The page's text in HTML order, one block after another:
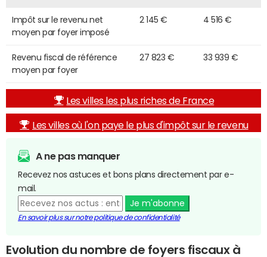
Impôt sur le revenu net
moyen par foyer imposé
2 145 € 4 516 €
Revenu fiscal de référence
moyen par foyer
27 823 € 33 939 €
Les villes les plus riches de France
Les villes où l'on paye le plus d'impôt sur le revenu
A ne pas manquer
Recevez nos astuces et bons plans directement par e-
mail.
Je m'abonne
En savoir plus sur notre politique de confidentialité
Evolution du nombre de foyers fiscaux à